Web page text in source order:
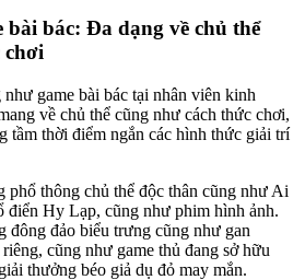
bài bác: Đa dạng về chủ thể
chơi
game bài bác tại nhân viên kinh
về chủ thể cũng như cách thức chơi,
tầm thời điểm ngắn các hình thức giải trí
phổ thông chủ thể độc thân cũng như Ai
điển Hy Lạp, cũng như phim hình ảnh.
đông đảo biểu trưng cũng như gan
cũng như game thủ đang sở hữu
thưởng béo giả dụ đỏ may mắn.